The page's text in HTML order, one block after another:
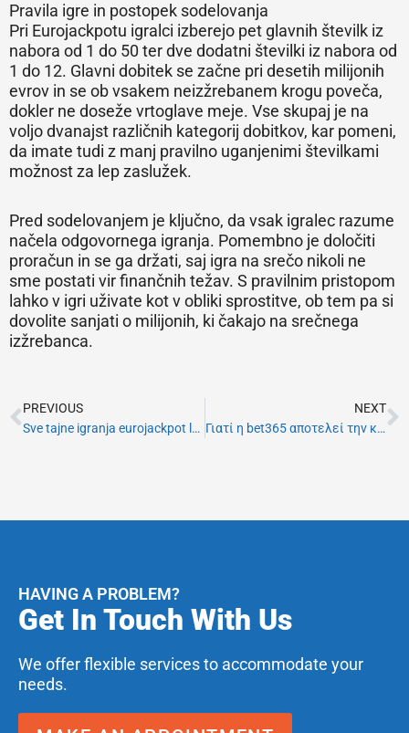
Pravila igre in postopek sodelovanja
Pri Eurojackpotu igralci izberejo pet glavnih številk iz
nabora od 1 do 50 ter dve dodatni številki iz nabora od
1 do 12. Glavni dobitek se začne pri desetih milijonih
evrov in se ob vsakem neizžrebanem krogu poveča,
dokler ne doseže vrtoglave meje. Vse skupaj je na
voljo dvanajst različnih kategorij dobitkov, kar pomeni,
da imate tudi z manj pravilno uganjenimi številkami
možnost za lep zaslužek.
Pred sodelovanjem je ključno, da vsak igralec razume
načela odgovornega igranja. Pomembno je določiti
proračun in se ga držati, saj igra na srečo nikoli ne
sme postati vir finančnih težav. S pravilnim pristopom
lahko v igri uživate kot v obliki sprostitve, ob tem pa si
dovolite sanjati o milijonih, ki čakajo na srečnega
izžrebanca.
Prev
PREVIOUS
Sve tajne igranja eurojackpot lutrije
NEXT
Γιατί η bet365 αποτελεί την κορυφαία επιλογή για online στοίχημα
HAVING A PROBLEM?
Get In Touch With Us
We offer flexible services to accommodate your
needs.